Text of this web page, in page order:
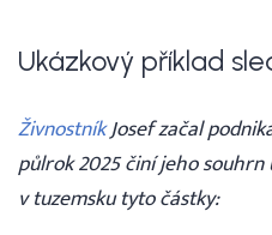
Ukázkový příklad
ŽivnostníkJosef začal
půlrok 2025 činí jeho
v tuzemsku tyto částky: